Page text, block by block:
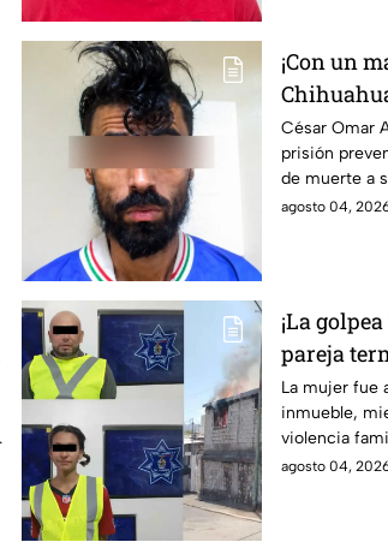
¡Con un
César Omar
prisión
de muerte a
la Revolución
agosto 04, 2026
¡La
pareja
vivienda
La mujer fue
inmueble,
violencia
una
agosto 04,